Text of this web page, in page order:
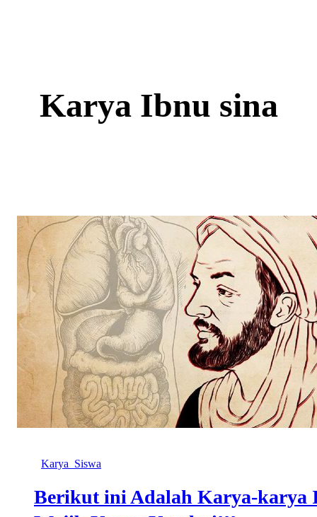
Karya Ibnu sina
Karya_Siswa
Berikut ini Adalah Karya-karya